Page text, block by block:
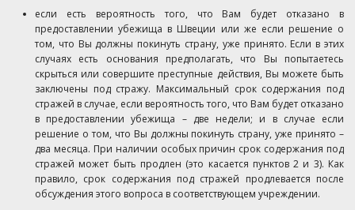
если есть вероятность того, что Вам будет отказано в
предоставлении убежища в Швеции или же если решение о
том, что Вы должны покинуть страну, уже принято. Если в этих
случаях есть основания предполагать, что Вы попытаетесь
скрыться или совершите преступные действия, Вы можете быть
заключены под стражу. Максимальный срок содержания под
стражей в случае, если вероятность того, что Вам будет отказано
в предоставлении убежища – две недели; и в случае если
решение о том, что Вы должны покинуть страну, уже принято –
два месяца. При наличии особых причин срок содержания под
стражей может быть продлен (это касается пунктов 2 и 3). Как
правило, срок содержания под стражей продлевается после
обсуждения этого вопроса в соответствующем учреждении.